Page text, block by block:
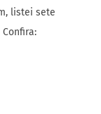
listei sete